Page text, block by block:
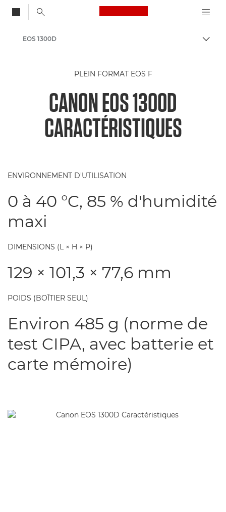
Canon Logo, back
EOS 1300D
PLEIN FORMAT EOS F
CANON EOS 1300D
CARACTÉRISTIQUES
ENVIRONNEMENT D'UTILISATION
0 à 40 °C, 85 % d'humidité
maxi
DIMENSIONS (L × H × P)
129 × 101,3 × 77,6 mm
POIDS (BOÎTIER SEUL)
Environ 485 g (norme de
test CIPA, avec batterie et
carte mémoire)